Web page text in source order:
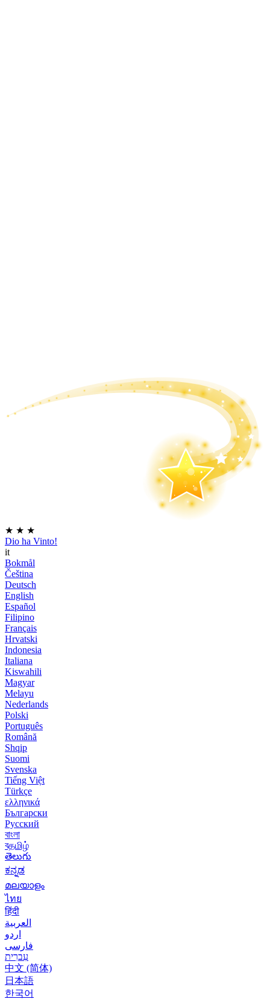
★ ★ ★
Dio ha Vinto!
it
Bokmål
Čeština
Deutsch
English
Español
Filipino
Français
Hrvatski
Indonesia
Italiana
Kiswahili
Magyar
Melayu
Nederlands
Polski
Português
Română
Shqip
Suomi
Svenska
Tiếng Việt
Türkçe
ελληνικά
Български
Русский
বাংলা
বதமிழ்
తెలుగు
ಕನ್ನಡ
മലയാളം
ไทย
हिंदी
العربية
اردو
فارسی
עִברִית
中文 (简体)
日本語
한국어